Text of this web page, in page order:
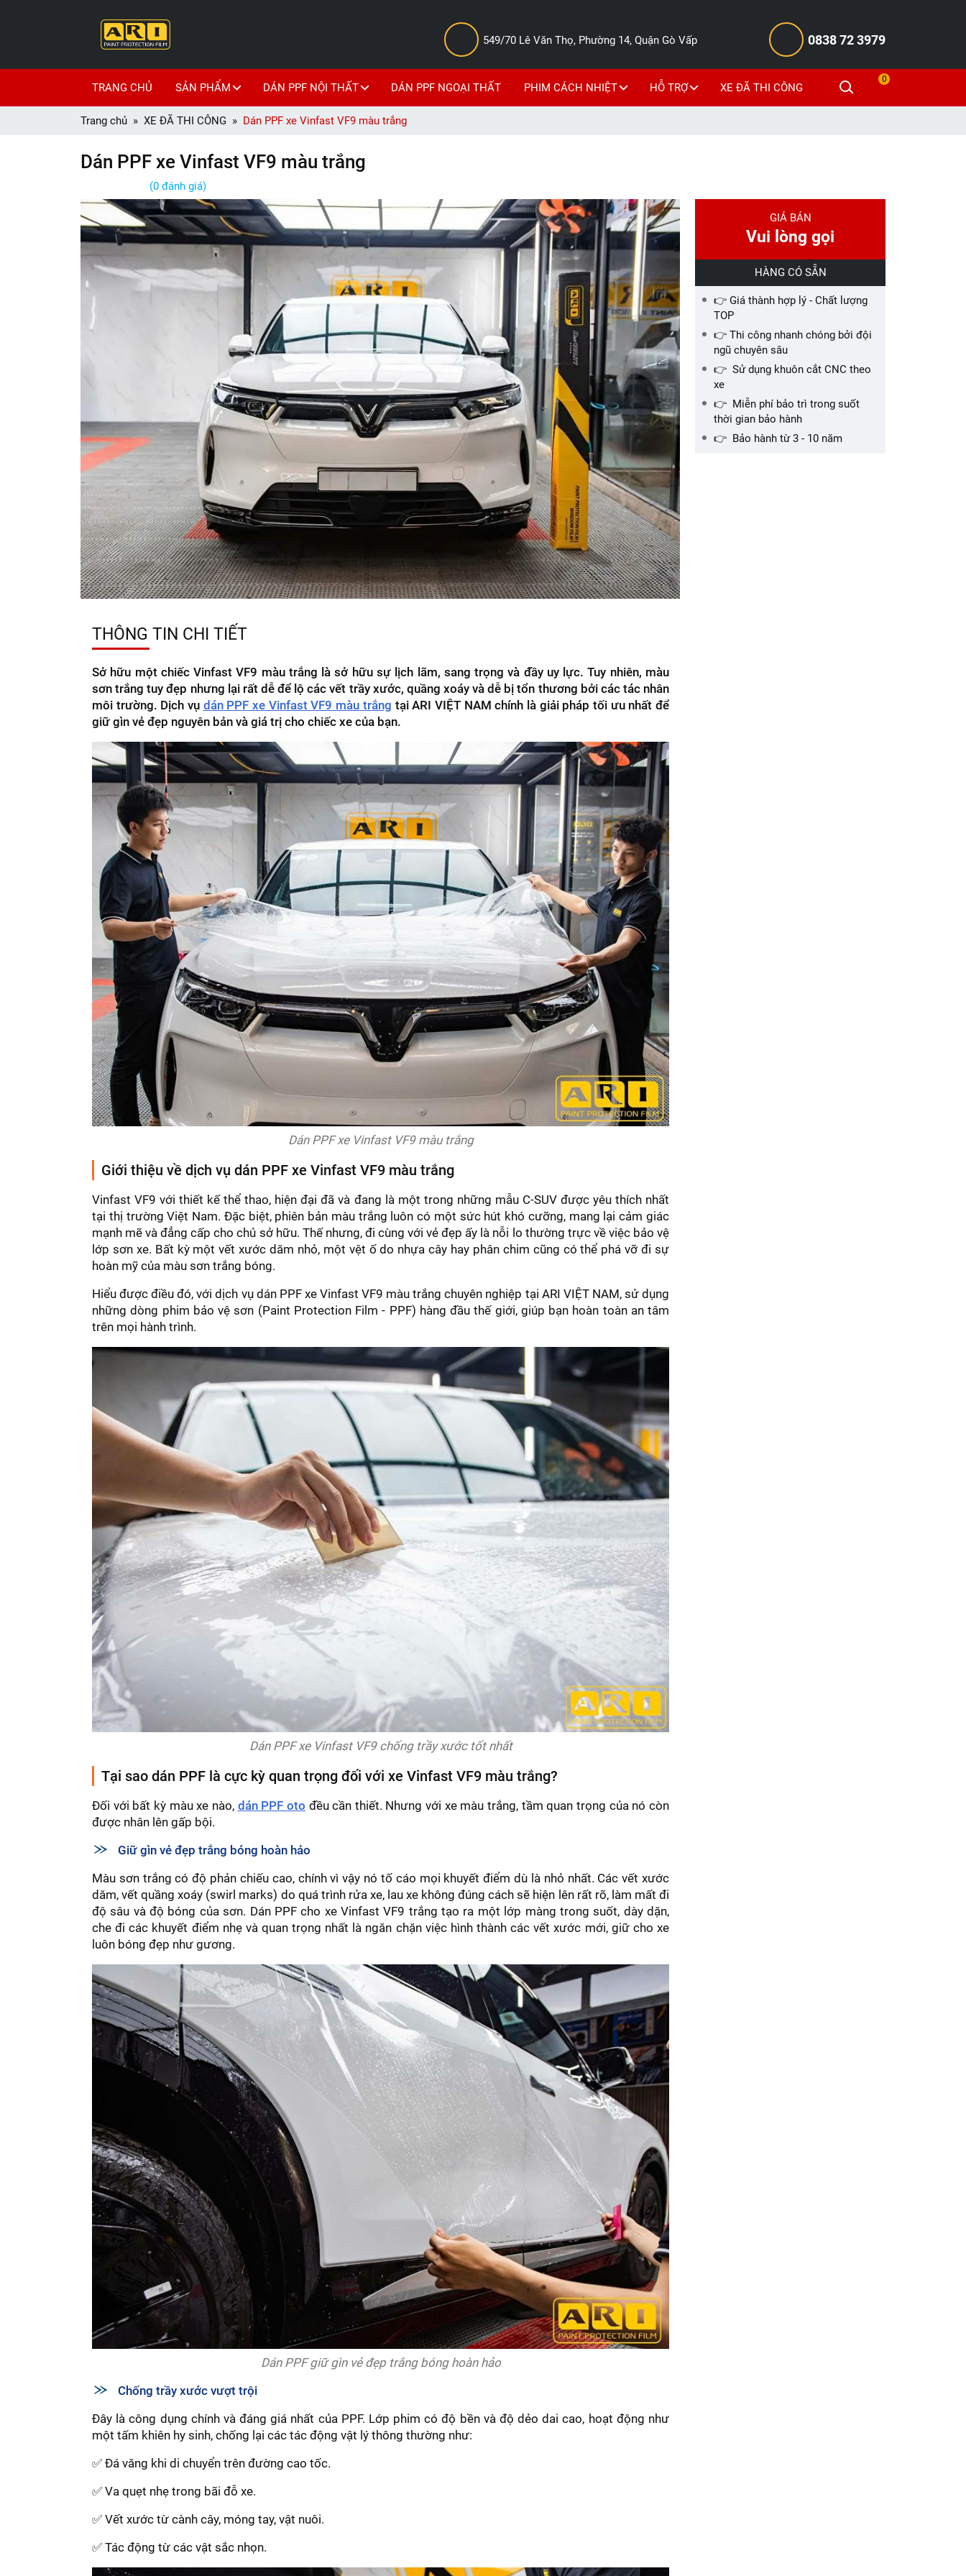
549/70 Lê Văn Thọ, Phường 14, Quận Gò Vấp 0838 72 3979
TRANG CHỦ SẢN PHẨM DÁN PPF NỘI THẤT DÁN PPF NGOẠI THẤT PHIM CÁCH NHIỆT HỖ TRỢ XE ĐÃ THI CÔNG
0
Trang chủ XE ĐÃ THI CÔNG Dán PPF xe Vinfast VF9 màu trắng
Dán PPF xe Vinfast VF9 màu trắng
(0 đánh giá)
THÔNG TIN CHI TIẾT
Sở hữu một chiếc Vinfast VF9 màu trắng là sở hữu sự lịch lãm, sang trọng và đầy uy lực. Tuy nhiên, màu
sơn trắng tuy đẹp nhưng lại rất dễ để lộ các vết trầy xước, quầng xoáy và dễ bị tổn thương bởi các tác nhân
môi trường. Dịch vụ dán PPF xe Vinfast VF9 màu trắng tại ARI VIỆT NAM chính là giải pháp tối ưu nhất để
giữ gìn vẻ đẹp nguyên bản và giá trị cho chiếc xe của bạn.
Dán PPF xe Vinfast VF9 màu trắng
Giới thiệu về dịch vụ dán PPF xe Vinfast VF9 màu trắng
Vinfast VF9 với thiết kế thể thao, hiện đại đã và đang là một trong những mẫu C-SUV được yêu thích nhất
tại thị trường Việt Nam. Đặc biệt, phiên bản màu trắng luôn có một sức hút khó cưỡng, mang lại cảm giác
mạnh mẽ và đẳng cấp cho chủ sở hữu. Thế nhưng, đi cùng với vẻ đẹp ấy là nỗi lo thường trực về việc bảo vệ
lớp sơn xe. Bất kỳ một vết xước dăm nhỏ, một vệt ố do nhựa cây hay phân chim cũng có thể phá vỡ đi sự
hoàn mỹ của màu sơn trắng bóng.
Hiểu được điều đó, với dịch vụ dán PPF xe Vinfast VF9 màu trắng chuyên nghiệp tại ARI VIỆT NAM, sử dụng
những dòng phim bảo vệ sơn (Paint Protection Film - PPF) hàng đầu thế giới, giúp bạn hoàn toàn an tâm
trên mọi hành trình.
Dán PPF xe Vinfast VF9 chống trầy xước tốt nhất
Tại sao dán PPF là cực kỳ quan trọng đối với xe Vinfast VF9 màu trắng?
Đối với bất kỳ màu xe nào, dán PPF oto đều cần thiết. Nhưng với xe màu trắng, tầm quan trọng của nó còn
được nhân lên gấp bội.
Giữ gìn vẻ đẹp trắng bóng hoàn hảo
Màu sơn trắng có độ phản chiếu cao, chính vì vậy nó tố cáo mọi khuyết điểm dù là nhỏ nhất. Các vết xước
dăm, vết quầng xoáy (swirl marks) do quá trình rửa xe, lau xe không đúng cách sẽ hiện lên rất rõ, làm mất đi
độ sâu và độ bóng của sơn. Dán PPF cho xe Vinfast VF9 trắng tạo ra một lớp màng trong suốt, dày dặn,
che đi các khuyết điểm nhẹ và quan trọng nhất là ngăn chặn việc hình thành các vết xước mới, giữ cho xe
luôn bóng đẹp như gương.
Dán PPF giữ gìn vẻ đẹp trắng bóng hoàn hảo
Chống trầy xước vượt trội
Đây là công dụng chính và đáng giá nhất của PPF. Lớp phim có độ bền và độ dẻo dai cao, hoạt động như
một tấm khiên hy sinh, chống lại các tác động vật lý thông thường như:
✅ Đá văng khi di chuyển trên đường cao tốc.
✅ Va quẹt nhẹ trong bãi đỗ xe.
✅ Vết xước từ cành cây, móng tay, vật nuôi.
✅ Tác động từ các vật sắc nhọn.
GIÁ BÁN
Vui lòng gọi
HÀNG CÓ SẴN
👉 Giá thành hợp lý - Chất lượng
TOP
👉 Thi công nhanh chóng bởi đội
ngũ chuyên sâu
👉 Sử dụng khuôn cắt CNC theo
xe
👉 Miễn phí bảo trì trong suốt
thời gian bảo hành
👉 Bảo hành từ 3 - 10 năm